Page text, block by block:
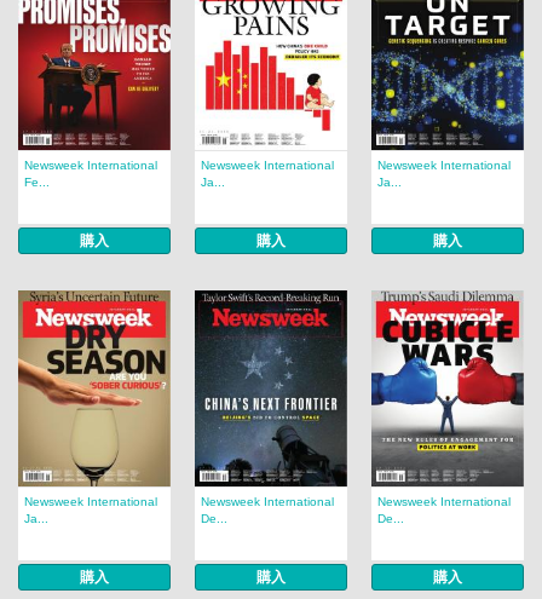
Newsweek International
Fe...
購入
Newsweek International
Ja...
購入
Newsweek International
Ja...
購入
Newsweek International
Ja...
購入
Newsweek International
De...
購入
Newsweek International
De...
購入